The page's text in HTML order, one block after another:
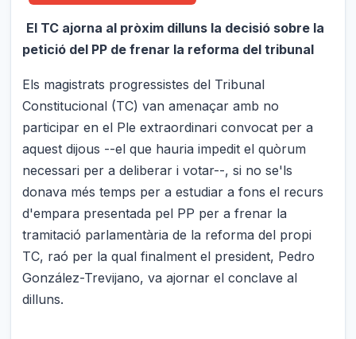
El TC ajorna al pròxim dilluns la decisió sobre la
petició del PP de frenar la reforma del tribunal
Els magistrats progressistes del Tribunal
Constitucional (TC) van amenaçar amb no
participar en el Ple extraordinari convocat per a
aquest dijous --el que hauria impedit el quòrum
necessari per a deliberar i votar--, si no se'ls
donava més temps per a estudiar a fons el recurs
d'empara presentada pel PP per a frenar la
tramitació parlamentària de la reforma del propi
TC, raó per la qual finalment el president, Pedro
González-Trevijano, va ajornar el conclave al
dilluns.